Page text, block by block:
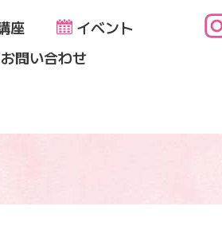
座
イベント
お問い合わせ